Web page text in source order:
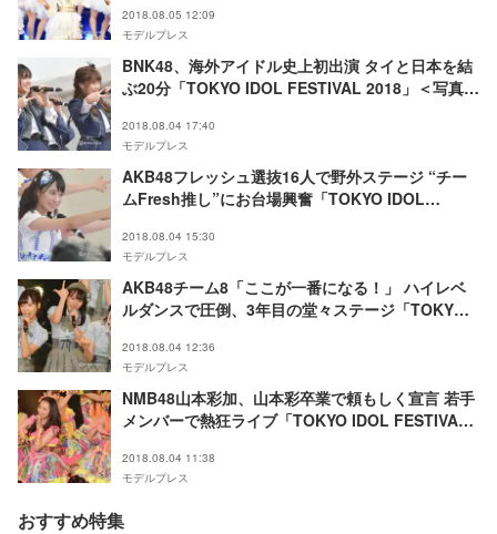
ットリスト＞
2018.08.05 12:09
モデルプレス
BNK48、海外アイドル史上初出演 タイと日本を結
ぶ20分「TOKYO IDOL FESTIVAL 2018」＜写真特
2018.08.04 17:40
モデルプレス
AKB48フレッシュ選抜16人で野外ステージ “チー
ムFresh推し”にお台場興奮「TOKYO IDOL
2018.08.04 15:30
モデルプレス
AKB48チーム8「ここが一番になる！」 ハイレベ
ルダンスで圧倒、3年目の堂々ステージ「TOKYO
ト＞
2018.08.04 12:36
モデルプレス
NMB48山本彩加、山本彩卒業で頼もしく宣言 若手
メンバーで熱狂ライブ「TOKYO IDOL FESTIVAL
2018.08.04 11:38
モデルプレス
おすすめ特集